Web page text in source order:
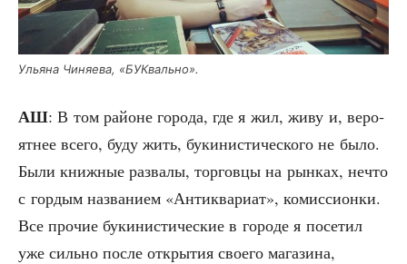
Улья­на Чиня­е­ва, «БУК­валь­но».
АШ: В том рай­оне горо­да, где я жил, живу и, веро­
ят­нее все­го, буду жить, буки­ни­сти­че­ско­го не было.
Были книж­ные раз­ва­лы, тор­гов­цы на рын­ках, нечто
с гор­дым назва­ни­ем «Анти­ква­ри­ат», комис­си­он­ки.
Все про­чие буки­ни­сти­че­ские в горо­де я посе­тил
уже силь­но после откры­тия сво­е­го мага­зи­на,